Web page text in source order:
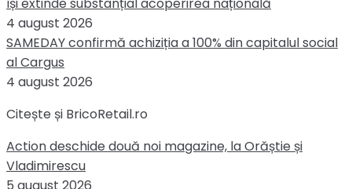
4 august 2026
SAMEDAY confirmă achiziția a 100% din capitalul social
al Cargus
4 august 2026
Citește și BricoRetail.ro
Action deschide două noi magazine, la Orăștie și
Vladimirescu
5 august 2026